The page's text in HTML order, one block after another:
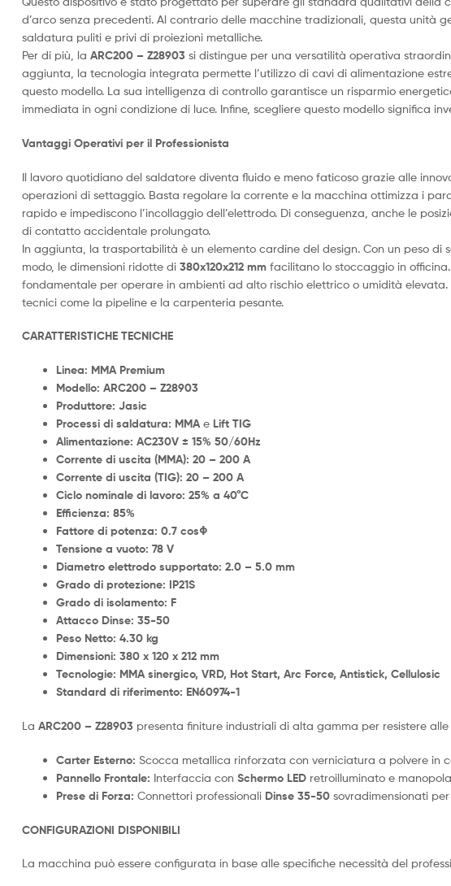
d’arco senza precedenti. Al contrario delle macchine tradizionali, questa unità
saldatura puliti e privi di proiezioni metalliche.
Per di più, la ARC200 – Z28903 si distingue per una versatilità operativa
aggiunta, la tecnologia integrata permette l’utilizzo di cavi di alimentazione
questo modello. La sua intelligenza di controllo garantisce un risparmio
immediata in ogni condizione di luce. Infine, scegliere questo modello significa
Vantaggi Operativi per il Professionista
Il lavoro quotidiano del saldatore diventa fluido e meno faticoso grazie alle
operazioni di settaggio. Basta regolare la corrente e la macchina ottimizza i
rapido e impediscono l’incollaggio dell’elettrodo. Di conseguenza, anche le
di contatto accidentale prolungato.
In aggiunta, la trasportabilità è un elemento cardine del design. Con un peso di
modo, le dimensioni ridotte di 380x120x212 mm facilitano lo stoccaggio in
fondamentale per operare in ambienti ad alto rischio elettrico o umidità
tecnici come la pipeline e la carpenteria pesante.
CARATTERISTICHE TECNICHE
Linea: MMA Premium
Modello: ARC200 – Z28903
Produttore: Jasic
Processi di saldatura: MMA e Lift TIG
Alimentazione: AC230V ± 15% 50/60Hz
Corrente di uscita (MMA): 20 – 200 A
Corrente di uscita (TIG): 20 – 200 A
Ciclo nominale di lavoro: 25% a 40°C
Efficienza: 85%
Fattore di potenza: 0.7 cosΦ
Tensione a vuoto: 78 V
Diametro elettrodo supportato: 2.0 – 5.0 mm
Grado di protezione: IP21S
Grado di isolamento: F
Attacco Dinse: 35-50
Peso Netto: 4.30 kg
Dimensioni: 380 x 120 x 212 mm
Tecnologie: MMA sinergico, VRD, Hot Start, Arc Force, Antistick, Cellulosic
Standard di riferimento: EN60974-1
La ARC200 – Z28903 presenta finiture industriali di alta gamma per resistere
Carter Esterno: Scocca metallica rinforzata con verniciatura a polvere in
Pannello Frontale: Interfaccia con Schermo LED retroilluminato e
Prese di Forza: Connettori professionali Dinse 35-50 sovradimensionati
CONFIGURAZIONI DISPONIBILI
La macchina può essere configurata in base alle specifiche necessità del